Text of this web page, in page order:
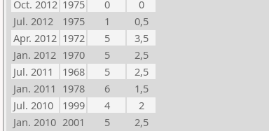
Oct. 2012 1975 0
0
Jul. 2012
1975 1
0,5
Apr. 2012 1972 5
3,5
Jan. 2012 1970 5
2,5
Jul. 2011
1968 5
2,5
Jan. 2011 1978 6
1,5
Jul. 2010
1999 4
2
Jan. 2010 2001 5
2,5